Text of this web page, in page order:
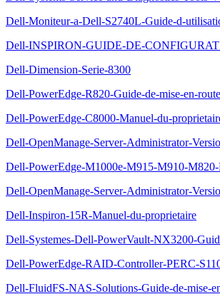
Dell-Moniteur-a-Dell-S2740L-Guide-d-
Dell-INSPIRON-GUIDE-DE-
Dell-Dimension-Serie-8300
Dell-PowerEdge-R820-Guide-de-mise-en-route
Dell-PowerEdge-C8000-Manuel-du-
Dell-OpenManage-Server-Administrator-
Dell-PowerEdge-M1000e-M915-M910-
Dell-OpenManage-Server-Administrator-
Dell-Inspiron-15R-Manuel-du-proprietaire
Dell-Systemes-Dell-PowerVault-NX3200-
Dell-PowerEdge-RAID-Controller-PERC-
Dell-FluidFS-NAS-Solutions-Guide-de-mise-